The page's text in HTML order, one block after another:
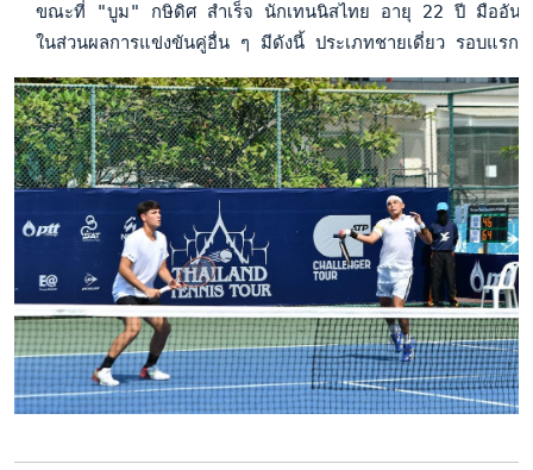
ขณะที่ "บูม" กษิดิศ สำเร็จ นักเทนนิสไทย อายุ 22 ปี มืออัน
ในส่วนผลการแข่งขันคู่อื่น ๆ มีดังนี้ ประเภทชายเดี่ยว รอบแรก